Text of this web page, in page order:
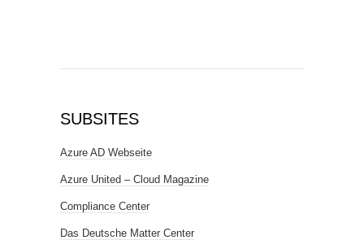
SUBSITES
Azure AD Webseite
Azure United – Cloud Magazine
Compliance Center
Das Deutsche Matter Center